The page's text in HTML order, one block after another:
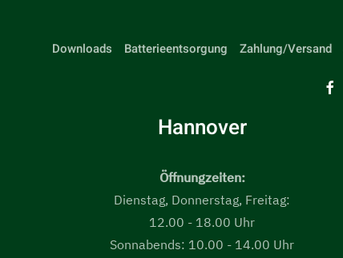
Downloads Batterieentsorgung Zahlung/Versand
Hannover
Öffnungzeiten:
Dienstag, Donnerstag, Freitag:
12.00 - 18.00 Uhr
Sonnabends: 10.00 - 14.00 Uhr